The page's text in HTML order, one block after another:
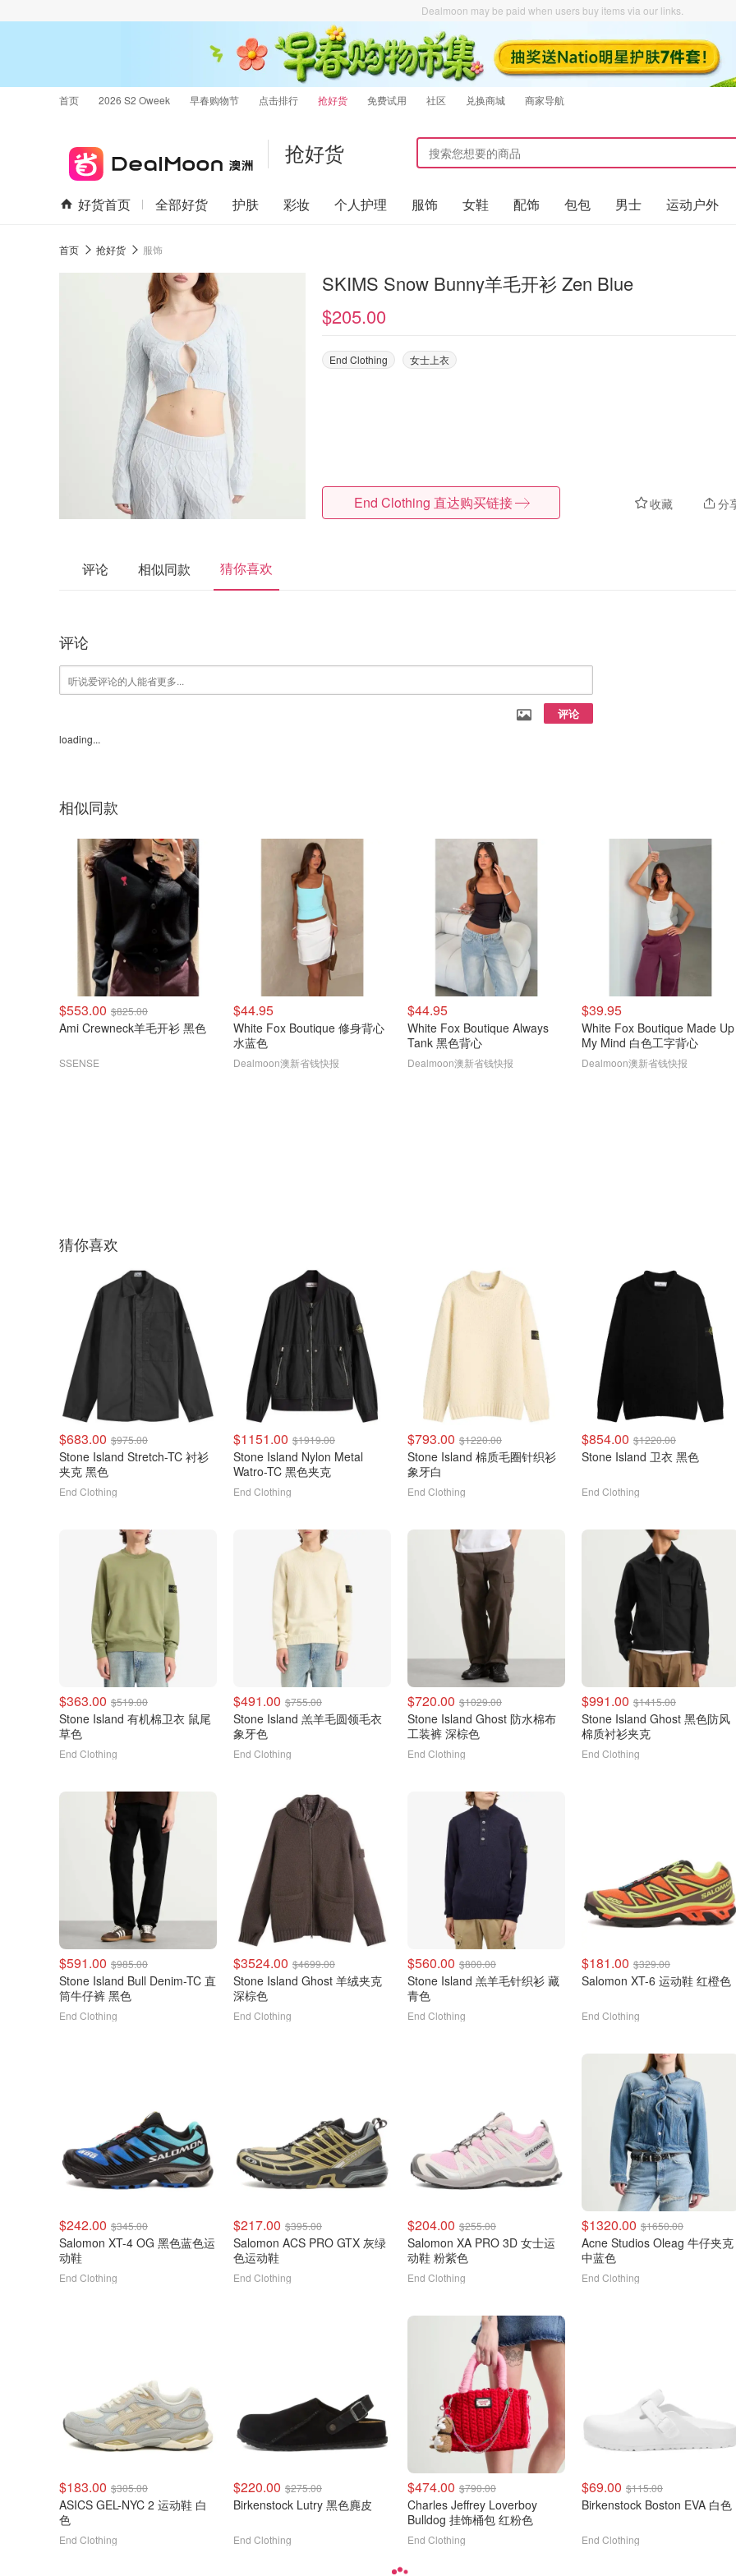
Dealmoon may be paid when users buy items via our links.
首页 2026 S2 Oweek 早春购物节 点击排行 抢好货 免费试用 社区 兑换商城 商家导航
抢好货
好货首页 全部好货 护肤 彩妆 个人护理 服饰 女鞋 配饰 包包 男士 运动户外
首页 抢好货 服饰
SKIMS Snow Bunny羊毛开衫 Zen Blue
$205.00
End Clothing 女士上衣
收藏 分
End Clothing 直达购买链接
评论 相似同款 猜你喜欢
评论
评论
loading...
相似同款
$553.00 $825.00
Ami Crewneck羊毛开衫 黑色
SSENSE
$44.95
White Fox Boutique 修身背心
水蓝色
Dealmoon澳新省钱快报
$44.95
White Fox Boutique Always
Tank 黑色背心
Dealmoon澳新省钱快报
$39.95
White Fox Boutique Made Up
My Mind 白色工字背心
Dealmoon澳新省钱快报
猜你喜欢
$683.00 $975.00
Stone Island Stretch-TC 衬衫
夹克 黑色
End Clothing
$1151.00 $1919.00
Stone Island Nylon Metal
Watro-TC 黑色夹克
End Clothing
$793.00 $1220.00
Stone Island 棉质毛圈针织衫
象牙白
End Clothing
$854.00 $1220.00
Stone Island 卫衣 黑色
End Clothing
$363.00 $519.00
Stone Island 有机棉卫衣 鼠尾
草色
End Clothing
$491.00 $755.00
Stone Island 羔羊毛圆领毛衣
象牙色
End Clothing
$720.00 $1029.00
Stone Island Ghost 防水棉布
工装裤 深棕色
End Clothing
$991.00 $1415.00
Stone Island Ghost 黑色防风
棉质衬衫夹克
End Clothing
$591.00 $985.00
Stone Island Bull Denim-TC 直
筒牛仔裤 黑色
End Clothing
$3524.00 $4699.00
Stone Island Ghost 羊绒夹克
深棕色
End Clothing
$560.00 $800.00
Stone Island 羔羊毛针织衫 藏
青色
End Clothing
$181.00 $329.00
Salomon XT-6 运动鞋 红橙色
End Clothing
$242.00 $345.00
Salomon XT-4 OG 黑色蓝色运
动鞋
End Clothing
$217.00 $395.00
Salomon ACS PRO GTX 灰绿
色运动鞋
End Clothing
$204.00 $255.00
Salomon XA PRO 3D 女士运
动鞋 粉紫色
End Clothing
$1320.00 $1650.00
Acne Studios Oleag 牛仔夹克
中蓝色
End Clothing
$183.00 $305.00
ASICS GEL-NYC 2 运动鞋 白
色
End Clothing
$220.00 $275.00
Birkenstock Lutry 黑色麂皮
End Clothing
$474.00 $790.00
Charles Jeffrey Loverboy
Bulldog 挂饰桶包 红粉色
End Clothing
$69.00 $115.00
Birkenstock Boston EVA 白色
End Clothing